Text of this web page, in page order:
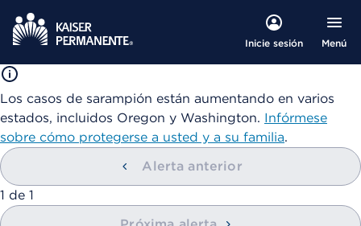
Inicie sesión Menú
Los casos de sarampión están aumentando en varios
estados, incluidos Oregon y Washington. Infórmese
sobre cómo protegerse a usted y a su familia.
Alerta anterior
mostrando
1 de 1